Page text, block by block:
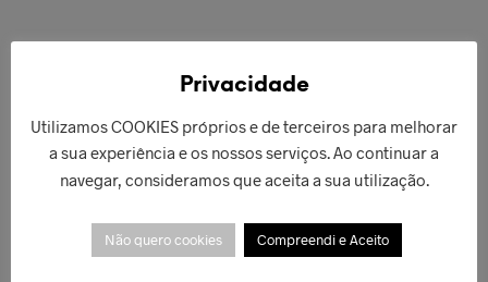
€79,00
Privacidade
Utilizamos COOKIES próprios e de terceiros para melhorar
a sua experiência e os nossos serviços. Ao continuar a
navegar, consideramos que aceita a sua utilização.
Não quero cookies Compreendi e Aceito